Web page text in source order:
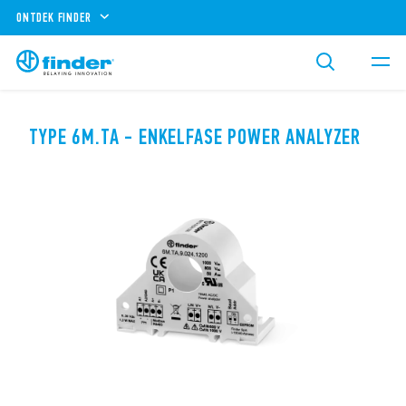
ONTDEK FINDER
TYPE 6M.TA - ENKELFASE POWER ANALYZER